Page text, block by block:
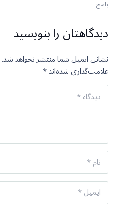
پاسخ
دیدگاهتان را بنویسید
نشانی ایمیل شما منتشر نخواهد شد.
علامت‌گذاری شده‌اند*